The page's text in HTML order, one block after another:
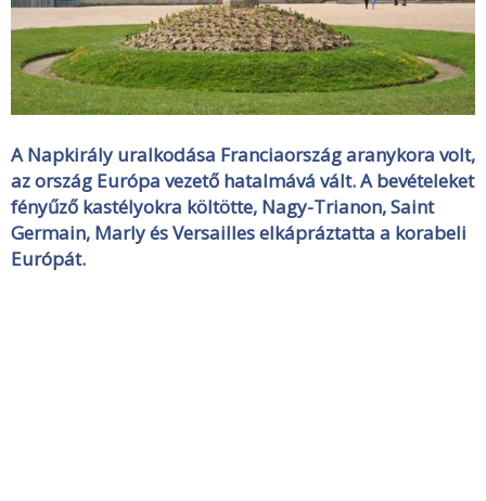
A Napkirály uralkodása Franciaország aranykora volt,
az ország Európa vezető hatalmává vált. A bevételeket
fényűző kastélyokra költötte, Nagy-Trianon, Saint
Germain, Marly és Versailles elkápráztatta a korabeli
Európát.